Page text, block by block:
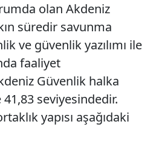
olan Akdeniz
süredir savunma
ve güvenlik yazılımı ile
faaliyet
Güvenlik halka
41,83 seviyesindedir.
yapısı aşağıdaki